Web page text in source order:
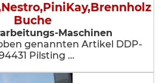
Buche
Maschinen
genannten Artikel DDP-
Pilsting …